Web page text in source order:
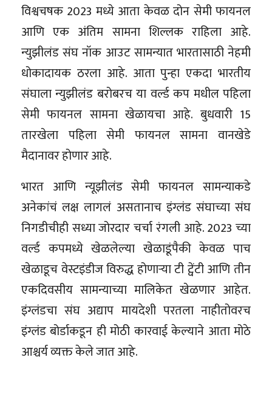
विश्वचषक 2023 मध्ये आता केवळ दोन सेमी फायनल
आणि एक अंतिम सामना शिल्लक राहिला आहे.
न्युझीलंड संघ नॉक आउट सामन्यात भारतासाठी नेहमी
धोकादायक ठरला आहे. आता पुन्हा एकदा भारतीय
संघाला न्युझीलंड बरोबरच या वर्ल्ड कप मधील पहिला
सेमी फायनल सामना खेळायचा आहे. बुधवारी 15
तारखेला पहिला सेमी फायनल सामना वानखेडे
मैदानावर होणार आहे.
भारत आणि न्यूझीलंड सेमी फायनल सामन्याकडे
अनेकांचं लक्ष लागलं असतानाच इंग्लंड संघाच्या संघ
निगडीचीही सध्या जोरदार चर्चा रंगली आहे. 2023 च्या
वर्ल्ड कपमध्ये खेळलेल्या खेळाडूंपैकी केवळ पाच
खेळाडूच वेस्टइंडीज विरुद्ध होणाऱ्या टी ट्वेंटी आणि तीन
एकदिवसीय सामन्याच्या मालिकेत खेळणार आहेत.
इंग्लंडचा संघ अद्याप मायदेशी परतला नाहीतोवरच
इंग्लंड बोर्डाकडून ही मोठी कारवाई केल्याने आता मोठे
आश्चर्य व्यक्त केले जात आहे.